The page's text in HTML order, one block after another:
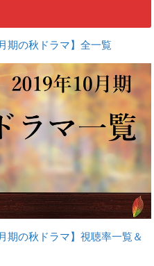
期の秋ドラマ】全一覧
期の秋ドラマ】視聴率一覧＆